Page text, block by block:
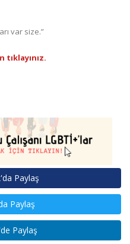
var size.”
tıklayınız.
Paylaş
Paylaş
Paylaş